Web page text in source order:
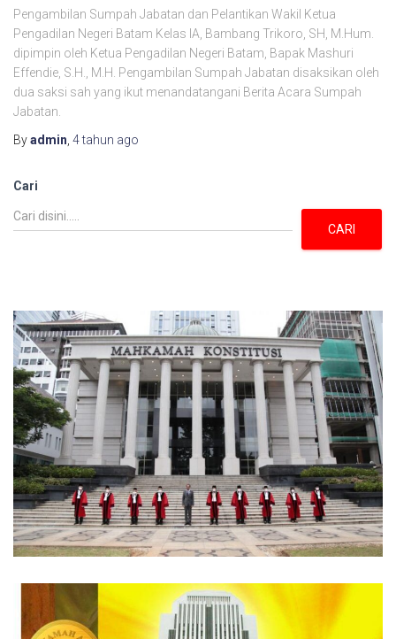
Pengambilan Sumpah Jabatan dan Pelantikan Wakil Ketua
Pengadilan Negeri Batam Kelas IA, Bambang Trikoro, SH, M.Hum.
dipimpin oleh Ketua Pengadilan Negeri Batam, Bapak Mashuri
Effendie, S.H., M.H. Pengambilan Sumpah Jabatan disaksikan oleh
dua saksi sah yang ikut menandatangani Berita Acara Sumpah
Jabatan.
Byadmin 4 tahun ago
Cari
CARI